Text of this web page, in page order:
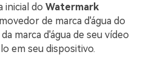
inicial do Watermark
de marca d'água do
marca d'água de seu vídeo
em seu dispositivo.